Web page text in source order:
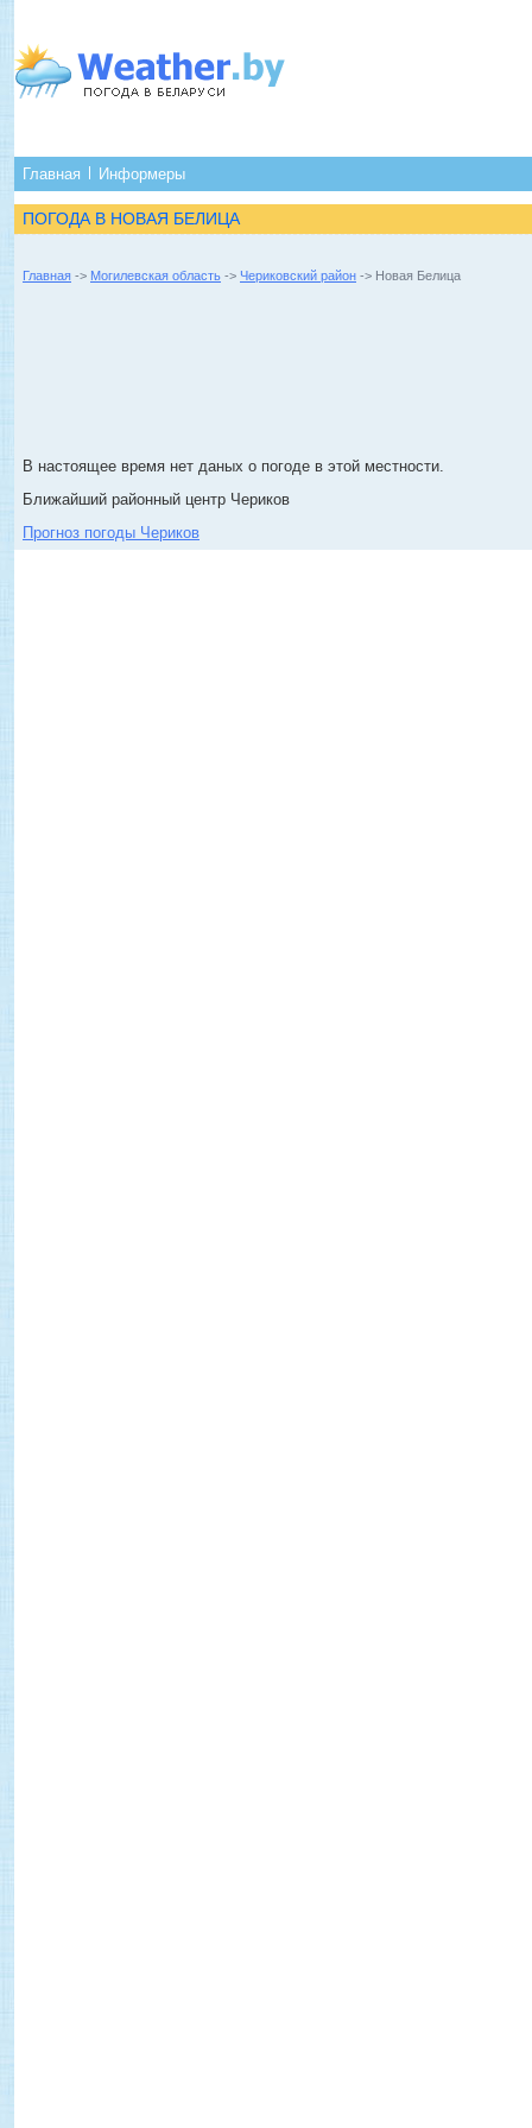
Главная Информеры
ПОГОДА В НОВАЯ БЕЛИЦА
Главная -> Могилевская область -> Чериковский район -> Новая Белица
В настоящее время нет даных о погоде в этой местности.
Ближайший районный центр Чериков
Прогноз погоды Чериков